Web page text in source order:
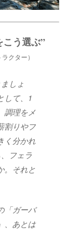
こう選ぶ”
クター）
しょ
して、1
調理をメ
割りやフ
く分かれ
フェラ
。それと
「ガーバ
、あとは